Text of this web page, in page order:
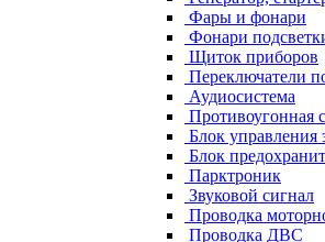
Фары и фонари
Фонари
Щиток приборов
Переключатели
Аудиосистема
Противоугонная
Блок управления
Блок
Парктроник
Звуковой сигнал
Проводка
Проводка ДВС